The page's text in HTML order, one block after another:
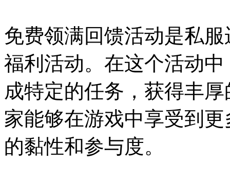
免费领满回馈活动是私
福利活动。在这个活动
成特定的任务，获得丰
家能够在游戏中享受到
的黏性和参与度。